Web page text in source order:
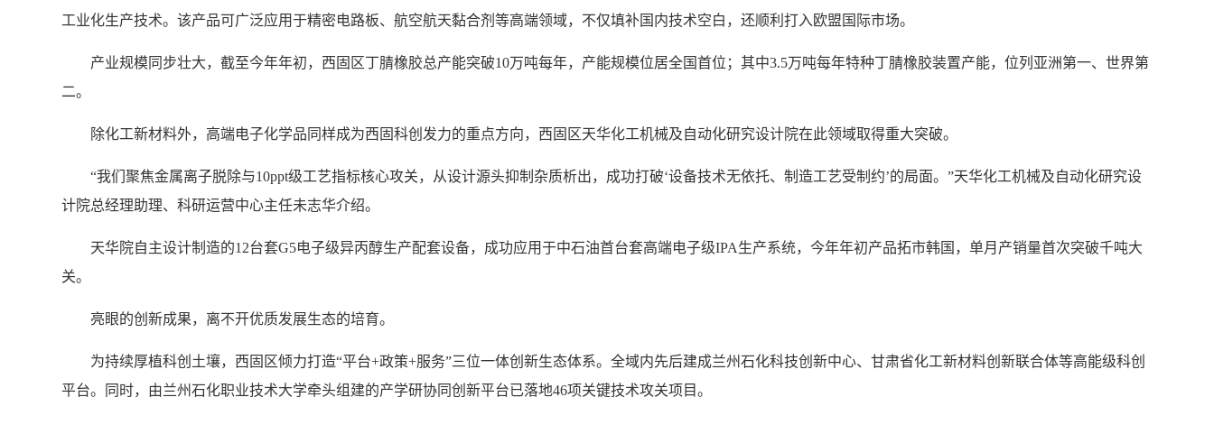
工业化生产技术。该产品可广泛应用于精密电路板、航空航天黏合剂等高端领域，不仅填补国内技术空白，还顺利打入欧盟国际市场。
产业规模同步壮大，截至今年年初，西固区丁腈橡胶总产能突破10万吨每年，产能规模位居全国首位；其中3.5万吨每年特种丁腈橡胶装置产能，位列亚洲第一、世界第
二。
除化工新材料外，高端电子化学品同样成为西固科创发力的重点方向，西固区天华化工机械及自动化研究设计院在此领域取得重大突破。
“我们聚焦金属离子脱除与10ppt级工艺指标核心攻关，从设计源头抑制杂质析出，成功打破‘设备技术无依托、制造工艺受制约’的局面。”天华化工机械及自动化研究设
计院总经理助理、科研运营中心主任未志华介绍。
天华院自主设计制造的12台套G5电子级异丙醇生产配套设备，成功应用于中石油首台套高端电子级IPA生产系统，今年年初产品拓市韩国，单月产销量首次突破千吨大
关。
亮眼的创新成果，离不开优质发展生态的培育。
为持续厚植科创土壤，西固区倾力打造“平台+政策+服务”三位一体创新生态体系。全域内先后建成兰州石化科技创新中心、甘肃省化工新材料创新联合体等高能级科创
平台。同时，由兰州石化职业技术大学牵头组建的产学研协同创新平台已落地46项关键技术攻关项目。